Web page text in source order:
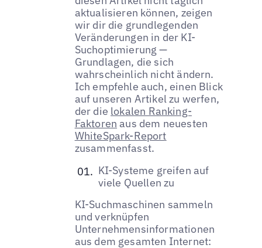
aktualisieren können, zeigen
wir dir die grundlegenden
Veränderungen in der KI-
Suchoptimierung —
Grundlagen, die sich
wahrscheinlich nicht ändern.
Ich empfehle auch, einen Blick
auf unseren Artikel zu werfen,
der die lokalen Ranking-
Faktoren aus dem neuesten
WhiteSpark-Report
zusammenfasst.
KI-Systeme greifen auf
viele Quellen zu
KI-Suchmaschinen sammeln
und verknüpfen
Unternehmensinformationen
aus dem gesamten Internet: